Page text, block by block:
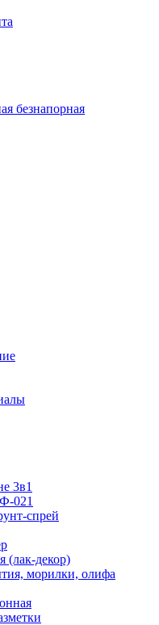
безнапорная
3в1
021
спрей
(лак-декор)
морилки, олифа